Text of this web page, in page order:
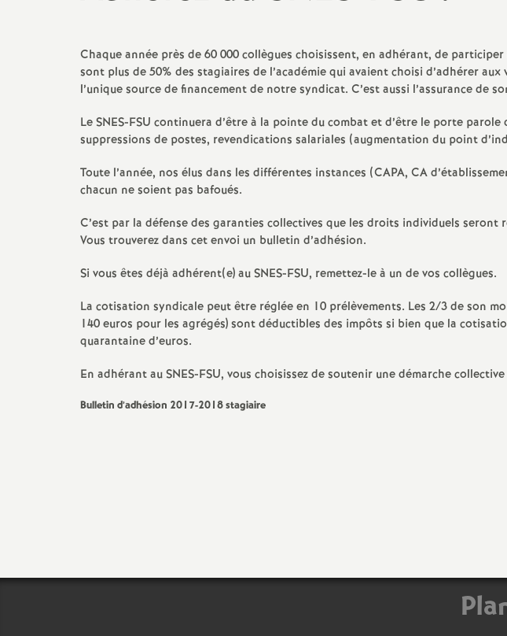
a
t
i
o
n
l
d
e
e
i
Chaque année près de 60 000 collègues choisissent, en adhérant, de participer
sont plus de 50% des stagiaires de l’académie qui avaient choisi d’adhérer
l’unique source de financement de notre syndicat. C’est aussi l’assurance de
Le SNES-FSU continuera d’être à la pointe du combat et d’être le porte
suppressions de postes, revendications salariales (augmentation du point
Toute l’année, nos élus dans les différentes instances (CAPA, CA
chacun ne soient pas bafoués.
C’est par la défense des garanties collectives que les droits individuels seront
Vous trouverez dans cet envoi un bulletin d’adhésion.
Si vous êtes déjà adhérent(e) au SNES-FSU, remettez-le à un de vos collègues.
La cotisation syndicale peut être réglée en 10 prélèvements. Les 2/3 de son
140 euros pour les agrégés) sont déductibles des impôts si bien que la
quarantaine d’euros.
En adhérant au SNES-FSU, vous choisissez de soutenir une démarche
Bulletin d’adhésion 2017-2018 stagiaire